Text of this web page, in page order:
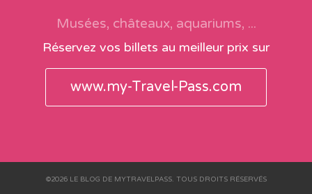
Musées, châteaux, aquariums, ...
Réservez vos billets au meilleur prix sur
www.my-Travel-Pass.com
©2026 LE BLOG DE MYTRAVELPASS. TOUS DROITS RÉSERVÉS